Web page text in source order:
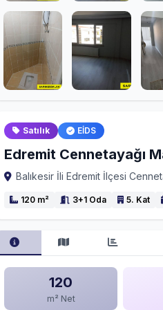
Satılık EİDS
Edremit Cennetayağı
Balıkesir İli Edremit İlçesi
120 m² 3+1 Oda 5. Kat
120
m² Net